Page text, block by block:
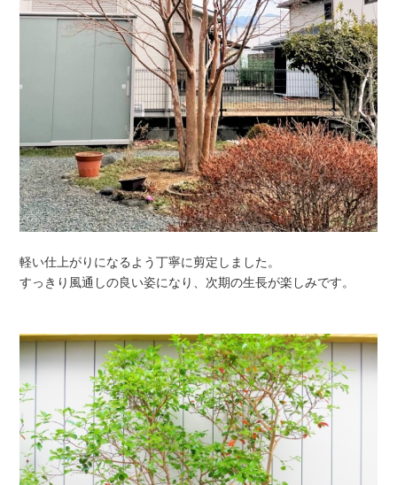
軽い仕上がりになるよう丁寧に剪定しました。
すっきり風通しの良い姿になり、次期の生長が楽しみです。